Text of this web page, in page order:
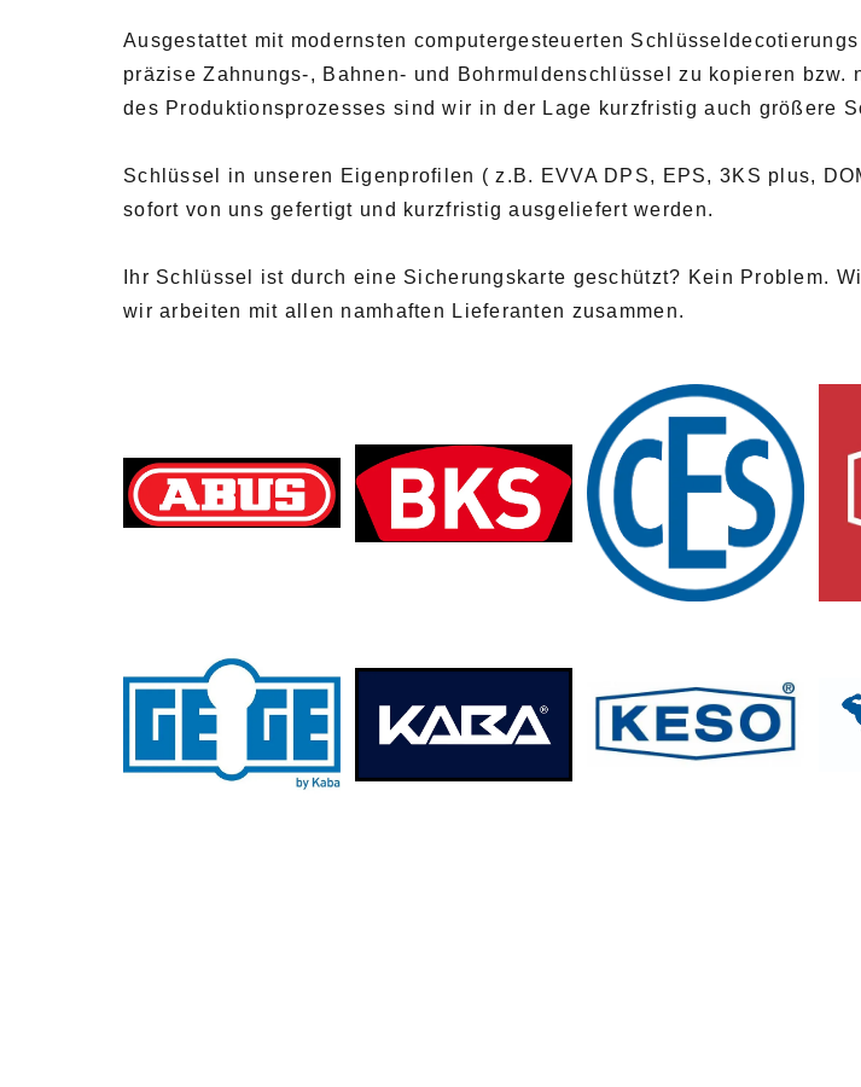
Ausgestattet mit modernsten computergesteuerten
präzise Zahnungs-, Bahnen- und Bohrmuldenschlüssel zu kopieren
des Produktionsprozesses sind wir in der Lage kurzfristig auch größere
Schlüssel in unseren Eigenprofilen ( z.B. EVVA DPS, EPS, 3KS plus,
sofort von uns gefertigt und kurzfristig ausgeliefert werden.
Ihr Schlüssel ist durch eine Sicherungskarte geschützt? Kein Problem.
wir arbeiten mit allen namhaften Lieferanten zusammen.